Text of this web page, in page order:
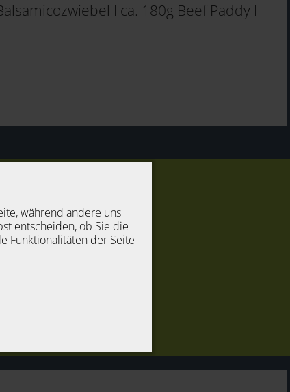
I ca. 180g Beef Paddy I
während andere uns
entscheiden, ob Sie die
Funktionalitäten der Seite